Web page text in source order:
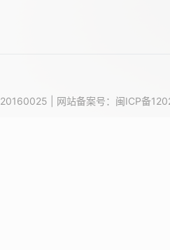
| 网站备案号： 闽ICP备